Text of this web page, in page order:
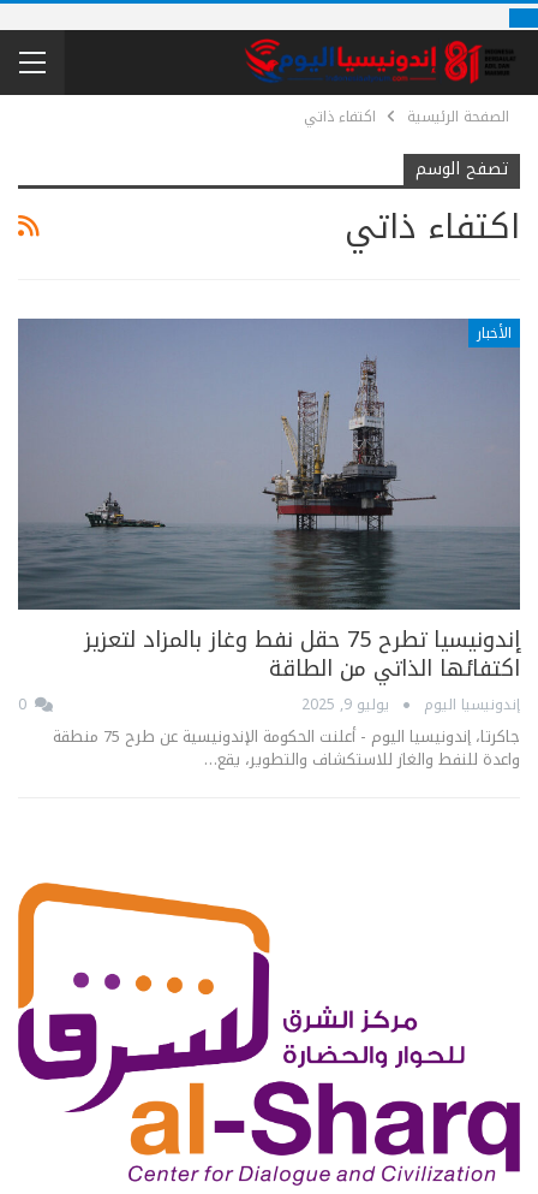
الصفحة الرئيسية اكتفاء ذاتي
تصفح الوسم
اكتفاء ذاتي
الأخبار
إندونيسيا تطرح 75 حقل نفط وغاز بالمزاد لتعزيز
اكتفائها الذاتي من الطاقة
إندونيسيا اليوم يوليو 9, 2025
جاكرتا، إندونيسيا اليوم - أعلنت الحكومة الإندونيسية عن طرح 75 منطقة
واعدة للنفط والغاز للاستكشاف والتطوير، يقع…